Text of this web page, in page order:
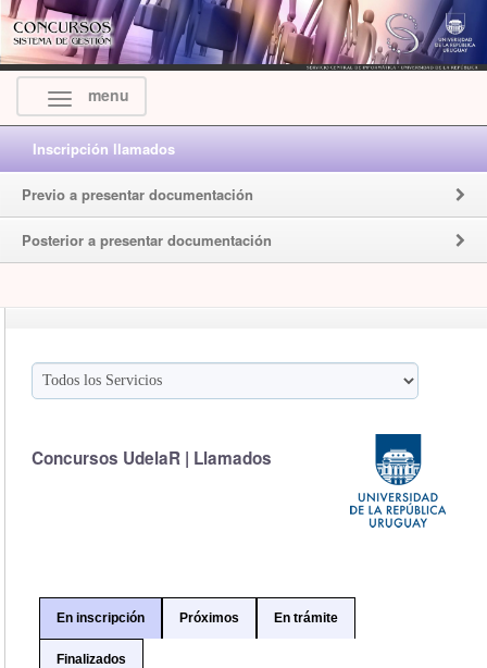
menu
Inscripción llamados
Previo a presentar documentación
Posterior a presentar documentación
Concursos UdelaR | Llamados
En inscripción Próximos En trámite
Finalizados